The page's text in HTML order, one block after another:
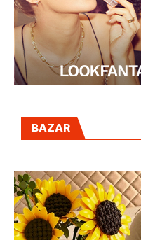
BAZAR